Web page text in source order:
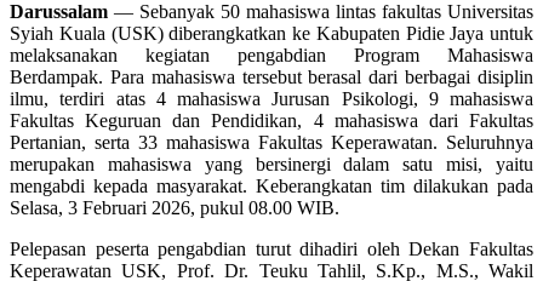
Darussalam — Sebanyak 50 mahasiswa lintas fakultas Universitas
Syiah Kuala (USK) diberangkatkan ke Kabupaten Pidie Jaya untuk
melaksanakan kegiatan pengabdian Program Mahasiswa
Berdampak. Para mahasiswa tersebut berasal dari berbagai disiplin
ilmu, terdiri atas 4 mahasiswa Jurusan Psikologi, 9 mahasiswa
Fakultas Keguruan dan Pendidikan, 4 mahasiswa dari Fakultas
Pertanian, serta 33 mahasiswa Fakultas Keperawatan. Seluruhnya
merupakan mahasiswa yang bersinergi dalam satu misi, yaitu
mengabdi kepada masyarakat. Keberangkatan tim dilakukan pada
Selasa, 3 Februari 2026, pukul 08.00 WIB.
Pelepasan peserta pengabdian turut dihadiri oleh Dekan Fakultas
Keperawatan USK, Prof. Dr. Teuku Tahlil, S.Kp., M.S., Wakil